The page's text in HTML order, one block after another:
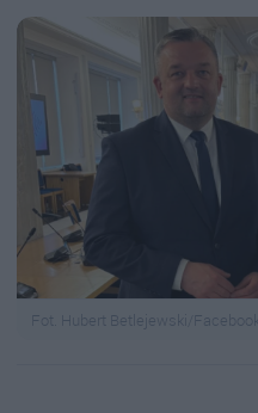
Fot. Hubert Betlejewski/Facebook